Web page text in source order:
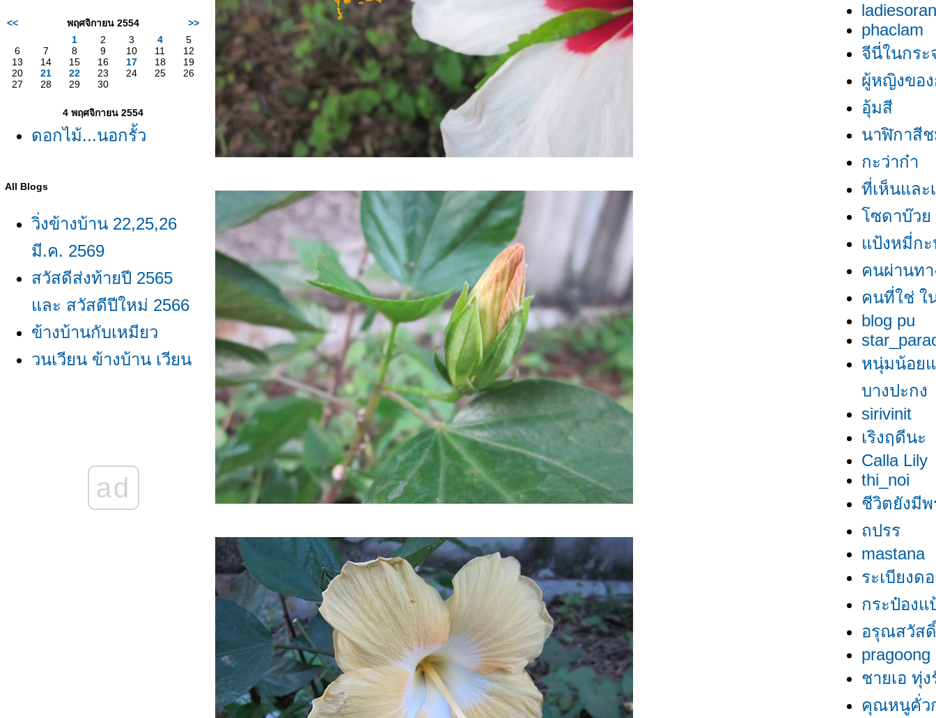
<< พฤศจิกายน 2554
>>
1
2 3 4
5
6
7 8 9 10 11
12
13
14 15 16 17 18
19
20
21 22 23 24 25
26
27
28 29 30
4 พฤศจิกายน 2554
ดอกไม้...นอกรั้ว
All Blogs
วิ่งข้างบ้าน 22,25,26
มี.ค. 2569
สวัสดีส่งท้ายปี 2565
ละ สวัสดีปีใหม่ 2566
ข้างบ้านกับเหมียว
วนเวียน ข้างบ้าน เวียน
ข้างบ้าน......
ad
phaclam
จีนี่ในกระ
ผู้หญิงของ
อุ้มสี
นาฬิกาสี
กะว่าก๋า
ที่เห็นและ
ซดาบ๊ว
ป้งหมี่กะ
คนผ่านทา
คนที่ใช่ ใ
blog pu
หนุ่มน้อย
บางปะกง
sirivinit
เริงฤดีนะ
Calla Lily
thi_noi
ชีวิตยังมีพ
ถปรร
mastana
ระเบียงด
กระป๋องแ
อรุณสวัส
pragoong
ชายเอ ทุ่
คุณหนูคั่ว